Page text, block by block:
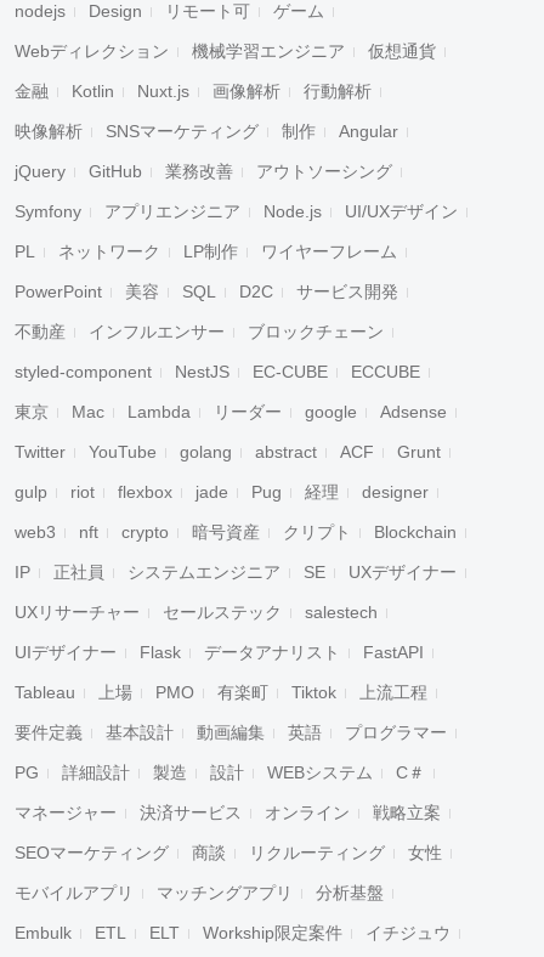
nodejs Design リモート可 ゲーム
Webディレクション 機械学習エンジニア 仮想通貨
金融 Kotlin Nuxt.js 画像解析 行動解析
映像解析 SNSマーケティング 制作 Angular
jQuery GitHub 業務改善 アウトソーシング
Symfony アプリエンジニア Node.js UI/UXデザイン
PL ネットワーク LP制作 ワイヤーフレーム
PowerPoint 美容 SQL D2C サービス開発
不動産 インフルエンサー ブロックチェーン
styled-component NestJS EC-CUBE ECCUBE
東京 Mac Lambda リーダー google Adsense
Twitter YouTube golang abstract ACF Grunt
gulp riot flexbox jade Pug 経理 designer
web3 nft crypto 暗号資産 クリプト Blockchain
IP 正社員 システムエンジニア SE UXデザイナー
UXリサーチャー セールステック salestech
UIデザイナー Flask データアナリスト FastAPI
Tableau 上場 PMO 有楽町 Tiktok 上流工程
要件定義 基本設計 動画編集 英語 プログラマー
PG 詳細設計 製造 設計 WEBシステム C＃
マネージャー 決済サービス オンライン 戦略立案
SEOマーケティング 商談 リクルーティング 女性
モバイルアプリ マッチングアプリ 分析基盤
Embulk ETL ELT Workship限定案件 イチジュウ